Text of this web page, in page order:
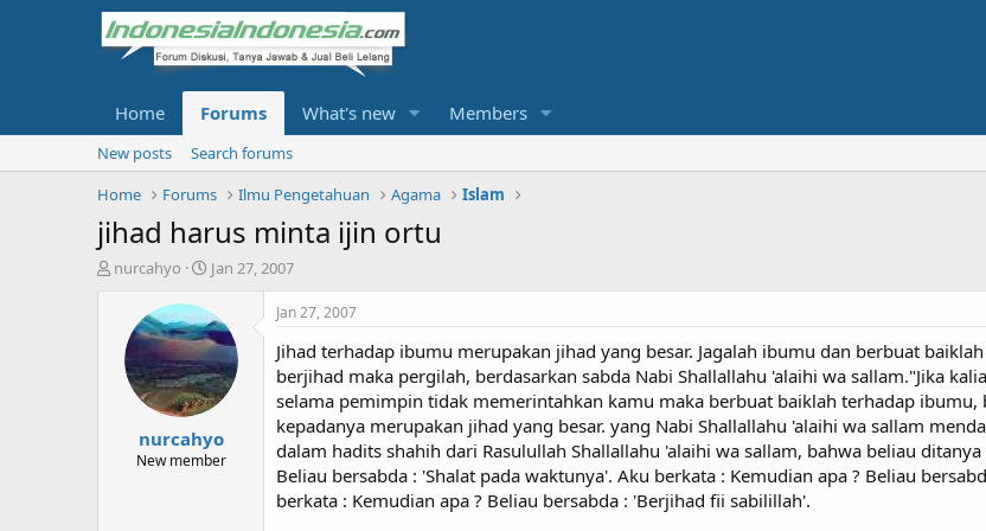
Home Forums What's new Members
New posts
Search forums
Home
Forums Ilmu Pengetahuan Agama Islam
jihad harus minta ijin ortu
T
nurcahyo
S
a
r
t
d
a
t
e
Jan 27, 2007
nurcahyo
New member
Jan 27, 2007
Jihad terhadap ibumu merupakan jihad yang besar. Jagalah ibumu dan berbuat
berjihad maka pergilah, berdasarkan sabda Nabi Shallallahu 'alaihi wa sallam."Jika
selama pemimpin tidak memerintahkan kamu maka berbuat baiklah terhadap
kepadanya merupakan jihad yang besar. yang Nabi Shallallahu 'alaihi wa sallam
dalam hadits shahih dari Rasulullah Shallallahu 'alaihi wa sallam, bahwa beliau
Beliau bersabda : 'Shalat pada waktunya'. Aku berkata : Kemudian apa ? Beliau
berkata : Kemudian apa ? Beliau bersabda : 'Berjihad fii sabilillah'.